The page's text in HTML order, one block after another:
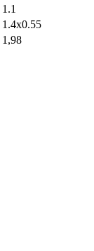
1.1
1.4х0.55
1,98